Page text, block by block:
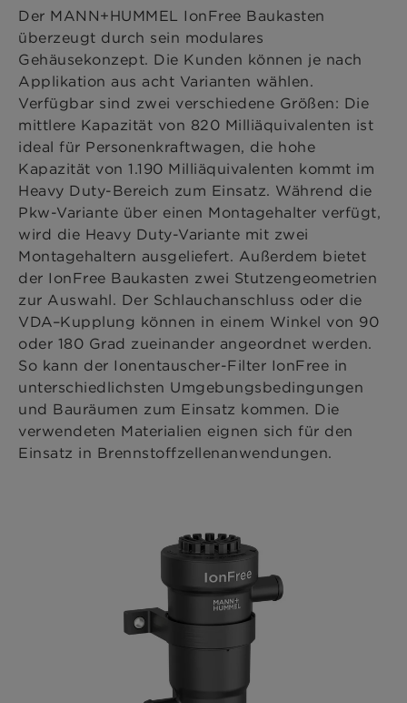
Der MANN+HUMMEL IonFree Baukasten
überzeugt durch sein modulares
Gehäusekonzept. Die Kunden können je nach
Applikation aus acht Varianten wählen.
Verfügbar sind zwei verschiedene Größen: Die
mittlere Kapazität von 820 Milliäquivalenten ist
ideal für Personenkraftwagen, die hohe
Kapazität von 1.190 Milliäquivalenten kommt im
Heavy Duty-Bereich zum Einsatz. Während die
Pkw-Variante über einen Montagehalter verfügt,
wird die Heavy Duty-Variante mit zwei
Montagehaltern ausgeliefert. Außerdem bietet
der IonFree Baukasten zwei Stutzengeometrien
zur Auswahl. Der Schlauchanschluss oder die
VDA–Kupplung können in einem Winkel von 90
oder 180 Grad zueinander angeordnet werden.
So kann der Ionentauscher-Filter IonFree in
unterschiedlichsten Umgebungsbedingungen
und Bauräumen zum Einsatz kommen. Die
verwendeten Materialien eignen sich für den
Einsatz in Brennstoffzellenanwendungen.